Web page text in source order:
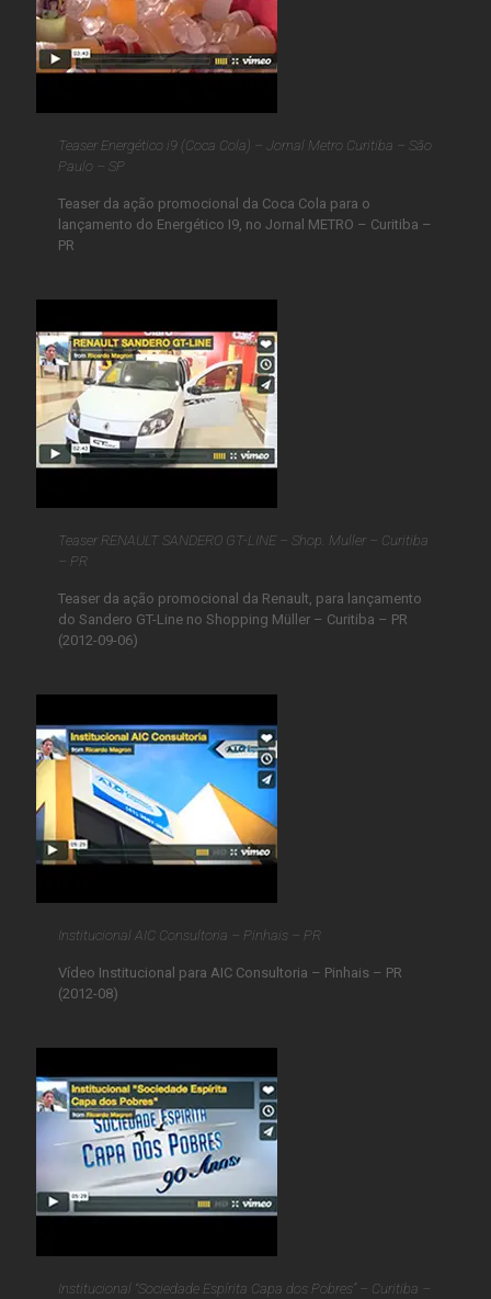
Teaser Energético i9 (Coca Cola) – Jornal Metro Curitiba – São
Paulo – SP
Teaser da ação promocional da Coca Cola para o
lançamento do Energético I9, no Jornal METRO – Curitiba –
PR
Teaser RENAULT SANDERO GT-LINE – Shop. Muller – Curitiba
– PR
Teaser da ação promocional da Renault, para lançamento
do Sandero GT-Line no Shopping Müller – Curitiba – PR
(2012-09-06)
Institucional AIC Consultoria – Pinhais – PR
Vídeo Institucional para AIC Consultoria – Pinhais – PR
(2012-08)
Institucional “Sociedade Espírita Capa dos Pobres” – Curitiba –